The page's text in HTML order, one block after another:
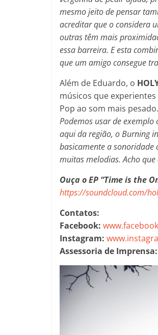
mesmo jeito de pensar
acreditar que o considera
outras têm mais
essa barreira. E esta
que um amigo consegue
Além de Eduardo, o
músicos que
Pop ao som mais pesado.
Podemos usar de
aqui da região, o Burning
basicamente a sonoridade
muitas melodias. Acho
Ouça o EP “Time is the
https://soundcloud.com/
Contatos:
Facebook:
Instagram:
Assessoria de Imprensa: